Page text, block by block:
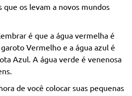
os levam a novos mundos
é que a água vermelha é
Vermelho e a água azul é
Azul. A água verde é venenosa
de você colocar suas pequenas